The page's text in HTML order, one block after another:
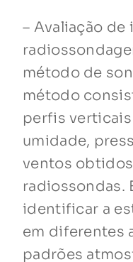
– Avaliação de
método de
método
perfis
umidade,
ventos
radiossondas.
identificar a
em diferentes
padrões